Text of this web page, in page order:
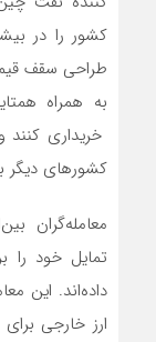
به همراه
خریداری کنند
کشورهای دیگر
معامله‌گران
تمایل خود را
داده‌اند. این
ارز خارجی